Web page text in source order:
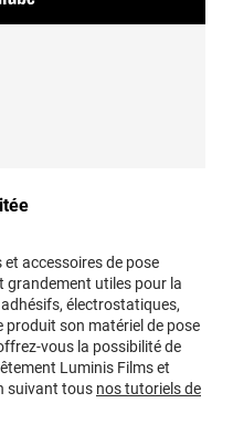
accessoires de pose
grandement utiles pour la
électrostatiques,
son matériel de pose
vous la possibilité de
Luminis Films et
suivant tous nos tutoriels de